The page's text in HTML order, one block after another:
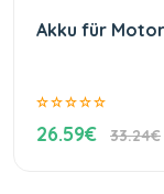
Akku für
26.59€ 33.24€